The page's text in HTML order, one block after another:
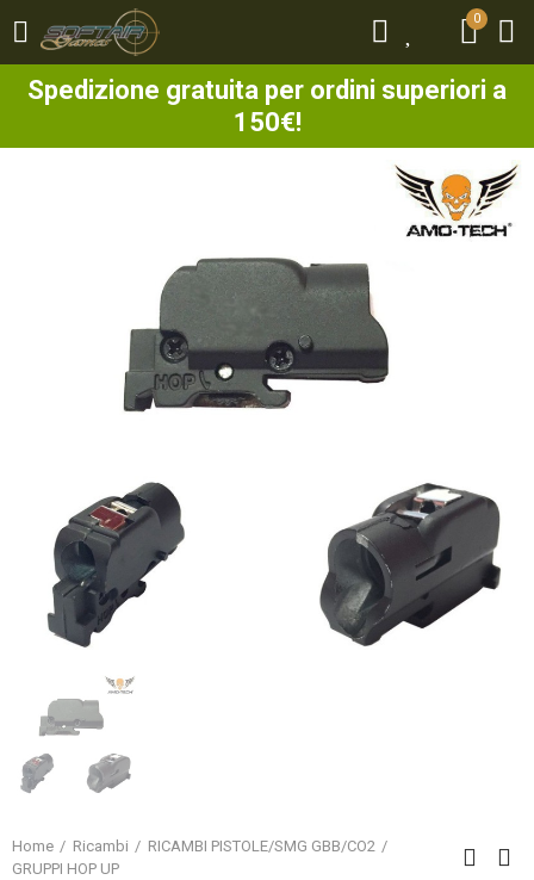
0
Spedizione gratuita per ordini superiori a
150€!
0
Home Ricambi
RICAMBI PISTOLE/SMG GBB/CO2
GRUPPI HOP UP